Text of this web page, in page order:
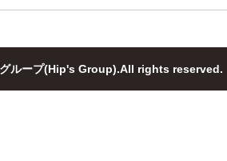
ループ(Hip's Group).All rights reserved.